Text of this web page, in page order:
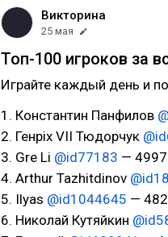
Викторина
25 мая
Топ-100 игроков за
Играйте каждый день и
1. Константин Панфилов
2. Генрiх VII Тюдорчук
3. Gre Li @id77183 —
4. Arthur Tazhitdinov
5. Ilyas @id1044645 —
6. Николай Кутяйкин